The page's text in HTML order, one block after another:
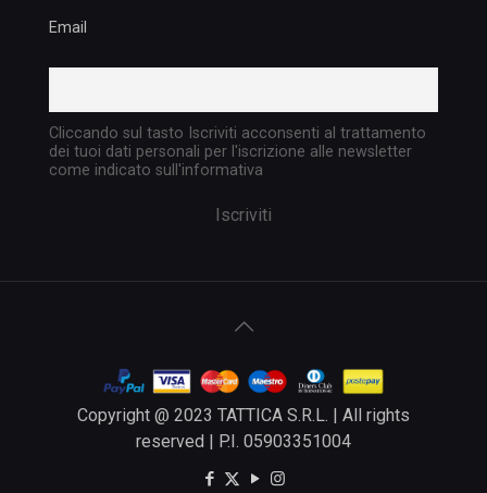
Email
Cliccando sul tasto Iscriviti acconsenti al trattamento
dei tuoi dati personali per l'iscrizione alle newsletter
come indicato sull'informativa
Copyright @ 2023 TATTICA S.R.L. | All rights
reserved | P.I. 05903351004